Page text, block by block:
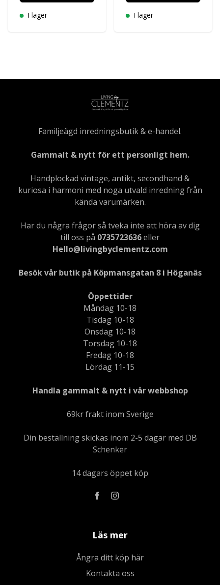
I lager I lager
Familjeägd inredningsbutik & e-handel.
Gammalt & nytt för ett personligt hem.
Handplockad vintage, antikt, secondhand &
kuriosa i harmoni med noga utvald inredning från
kända varumärken.
Har du några frågor så tveka inte att höra av dig
till oss på 0735723636eller
Hello@livingbyclementz.com
Besök vår butik på Köpmansgatan 8 i Höganäs
Öppettider
Måndag 10-18
Tisdag 10-18
Onsdag 10-18
Torsdag 10-18
Fredag 10-18
Lördag 11-15
Handla gammalt & nytt i vår webbshop
69kr frakt inom Sverige
Din beställning skickas inom 2-5 dagar med DB
Schenker
14 dagars öppet köp
Läs mer
Ångra ditt köp här
Kontakta oss